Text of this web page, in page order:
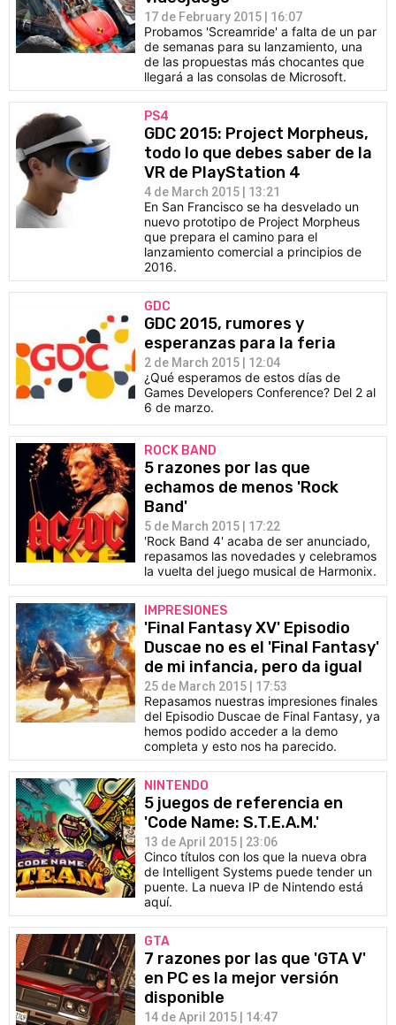
17 de February 2015 | 16:07
Probamos 'Screamride' a falta de un par
de semanas para su lanzamiento, una
de las propuestas más chocantes que
llegará a las consolas de Microsoft.
PS4
GDC 2015: Project Morpheus,
todo lo que debes saber de la
VR de PlayStation 4
4 de March 2015 | 13:21
En San Francisco se ha desvelado un
nuevo prototipo de Project Morpheus
que prepara el camino para el
lanzamiento comercial a principios de
2016.
GDC
GDC 2015, rumores y
esperanzas para la feria
2 de March 2015 | 12:04
¿Qué esperamos de estos días de
Games Developers Conference? Del 2 al
6 de marzo.
ROCK BAND
5 razones por las que
echamos de menos 'Rock
Band'
5 de March 2015 | 17:22
'Rock Band 4' acaba de ser anunciado,
repasamos las novedades y celebramos
la vuelta del juego musical de Harmonix.
IMPRESIONES
'Final Fantasy XV' Episodio
Duscae no es el 'Final Fantasy'
de mi infancia, pero da igual
25 de March 2015 | 17:53
Repasamos nuestras impresiones finales
del Episodio Duscae de Final Fantasy, ya
hemos podido acceder a la demo
completa y esto nos ha parecido.
NINTENDO
5 juegos de referencia en
'Code Name: S.T.E.A.M.'
13 de April 2015 | 23:06
Cinco títulos con los que la nueva obra
de Intelligent Systems puede tender un
puente. La nueva IP de Nintendo está
aquí.
GTA
7 razones por las que 'GTA V'
en PC es la mejor versión
disponible
14 de April 2015 | 14:47